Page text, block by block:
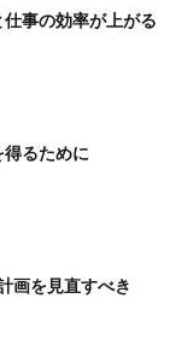
事の効率が上がる
るために
画を見直すべき